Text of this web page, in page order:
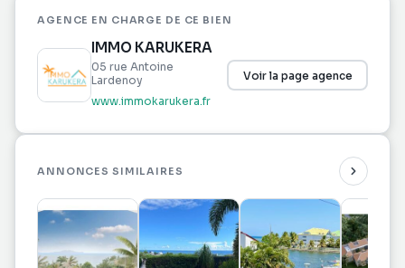
AGENCE EN CHARGE DE CE BIEN
IMMO KARUKERA
05 rue Antoine
Lardenoy
www.immokarukera.fr
Voir la page agence
ANNONCES SIMILAIRES